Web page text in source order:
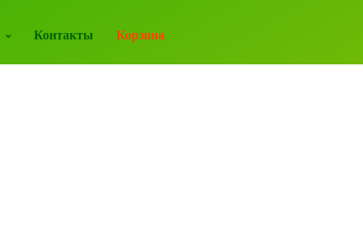
Контакты Корзина